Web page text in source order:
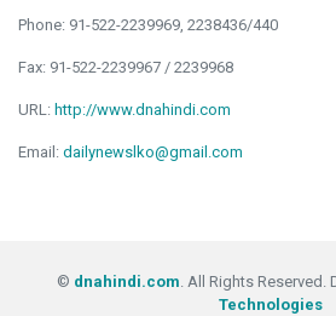
Phone: 91-522-2239969, 2238436/440
Fax: 91-522-2239967 / 2239968
URL: http://www.dnahindi.com
Email: dailynewslko@gmail.com
© dnahindi.com . All Rights
Technologies